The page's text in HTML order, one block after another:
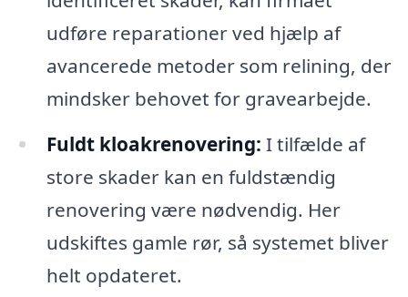
udføre reparationer ved hjælp af
avancerede metoder som relining, der
mindsker behovet for gravearbejde.
Fuldt kloakrenovering: I tilfælde af
store skader kan en fuldstændig
renovering være nødvendig. Her
udskiftes gamle rør, så systemet bliver
helt opdateret.